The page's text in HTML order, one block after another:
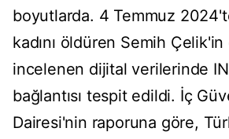
boyutlarda. 4 Temmuz
kadını öldüren Semih Çelik'in
incelenen dijital verilerinde
bağlantısı tespit edildi. İç
Dairesi'nin raporuna göre,